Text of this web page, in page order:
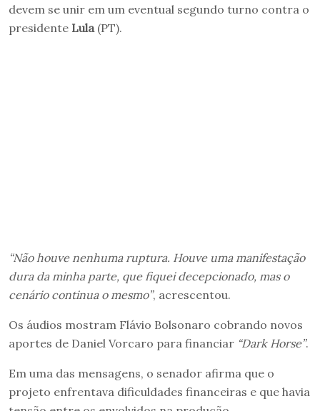
devem se unir em um eventual segundo turno contra o
presidente Lula (PT).
“Não houve nenhuma ruptura. Houve uma manifestação
dura da minha parte, que fiquei decepcionado, mas o
cenário continua o mesmo”, acrescentou.
Os áudios mostram Flávio Bolsonaro cobrando novos
aportes de Daniel Vorcaro para financiar “Dark Horse”.
Em uma das mensagens, o senador afirma que o
projeto enfrentava dificuldades financeiras e que havia